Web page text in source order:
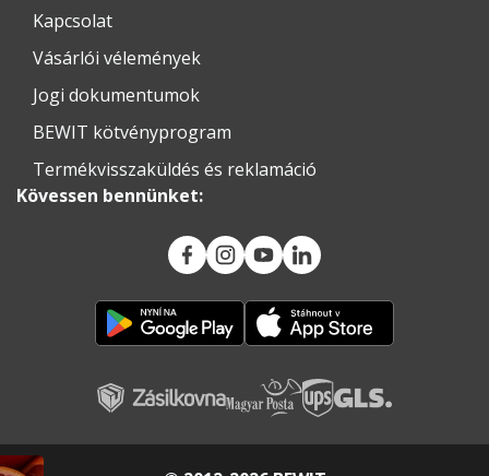
Kapcsolat
Vásárlói vélemények
Jogi dokumentumok
BEWIT kötvényprogram
Termékvisszaküldés és reklamáció
Kövessen bennünket: